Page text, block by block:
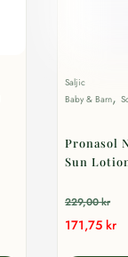
produktsidan
Saljic
Baby & Barn,
Pronasol
Sun
229,00kr
171,75 kr